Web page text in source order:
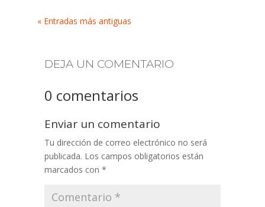
« Entradas más antiguas
DEJA UN COMENTARIO
0 comentarios
Enviar un comentario
Tu dirección de correo electrónico no será
publicada. Los campos obligatorios están
marcados con *